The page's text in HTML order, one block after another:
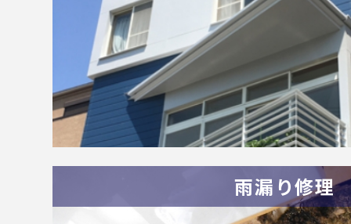
雨漏り修理